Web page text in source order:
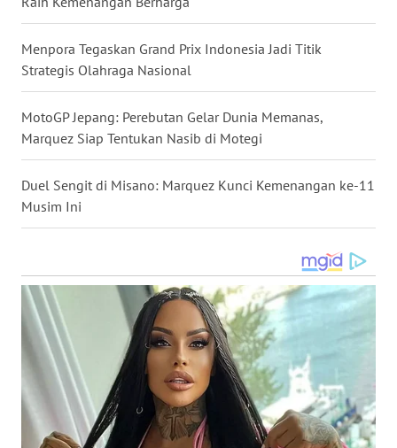
Menpora Tegaskan Grand Prix Indonesia Jadi Titik
Strategis Olahraga Nasional
MotoGP Jepang: Perebutan Gelar Dunia Memanas,
Marquez Siap Tentukan Nasib di Motegi
Duel Sengit di Misano: Marquez Kunci Kemenangan ke-11
Musim Ini
WN
KALTENG
WN
KALTARA
WN
KALSEL
WN
SULSEL
WN
GORONTALO
WN